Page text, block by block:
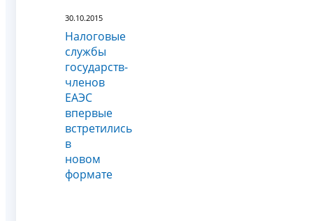
30.10.2015
Налоговые
службы
государств-
членов
ЕАЭС
впервые
встретились
в
новом
формате